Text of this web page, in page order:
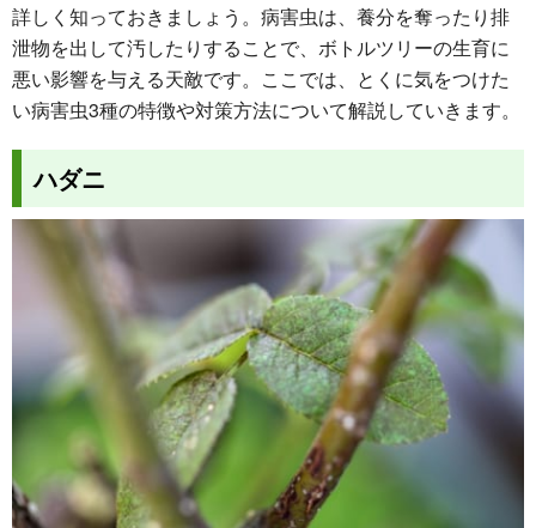
詳しく知っておきましょう。病害虫は、養分を奪ったり排
泄物を出して汚したりすることで、ボトルツリーの生育に
悪い影響を与える天敵です。ここでは、とくに気をつけた
い病害虫3種の特徴や対策方法について解説していきます。
ハダニ